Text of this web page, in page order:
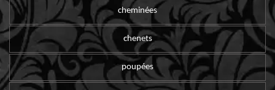
cheminées
chenets
poupées